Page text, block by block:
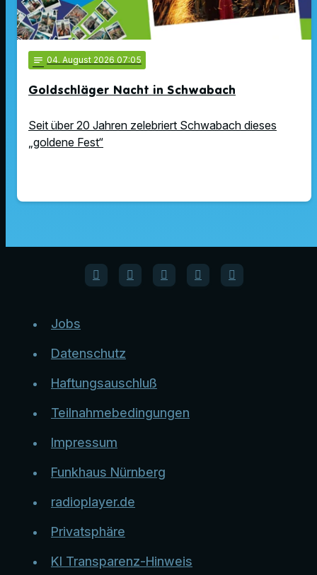
notes 04. August 2026 07:05
Goldschläger Nacht in Schwabach
Seit über 20 Jahren zelebriert Schwabach dieses
„goldene Fest“
Jobs
Datenschutz
Haftungsauschluß
Teilnahmebedingungen
Impressum
Funkhaus Nürnberg
radioplayer.de
Privatsphäre
KI Transparenz-Hinweis